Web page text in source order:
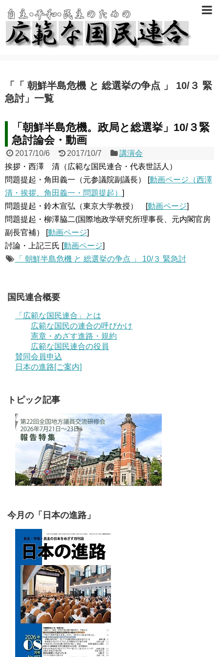
「
「 朝鮮半島危機 と 総選挙の争点 」 10/３ 緊
急討」 一覧
「朝鮮半島危機。政局と総選挙」10/３緊
急討論会・動画
2017/10/6 2017/10/7
講演会
挨拶・西澤 清（広範な国民連合・代表世話人）
問題提起・角田義一（元参議院副議長） [動画ページ（西澤
清・挨拶、角田義一・問題提起） ]
問題提起・鈴木宣弘（東京大学教授） [動画ページ]
問題提起・柳澤脇二(国際地政学研究所理事長、元内閣官房
副長官補） [動画ページ]
討論・上記三氏 [動画ページ]
「 朝鮮半島危機 と 総選挙の争点 」 10/３ 緊急討
国民連合概要
「広範な国民連合」とは
広範な国民の連合の呼びかけ
憲章・めざす進路・規約
広範な国民連合の役員
賛同会員申込
日本の進路[ご案内]
トピック記事
今月の「日本の進路」